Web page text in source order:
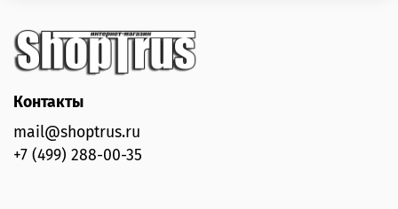
Контакты
mail@shoptrus.ru
+7 (499) 288-00-35